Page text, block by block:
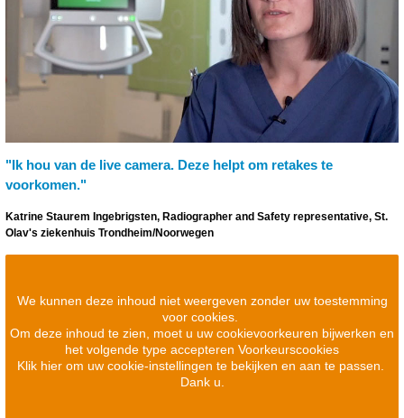
"Ik hou van de live camera. Deze helpt om retakes te
voorkomen."
Katrine Staurem Ingebrigsten, Radiographer and Safety representative, St.
Olav's ziekenhuis Trondheim/Noorwegen
We kunnen deze inhoud niet weergeven zonder uw toestemming
voor cookies.
Om deze inhoud te zien, moet u uw cookievoorkeuren bijwerken en
het volgende type accepteren Voorkeurscookies
Klik hier om uw cookie-instellingen te bekijken en aan te passen.
Dank u.